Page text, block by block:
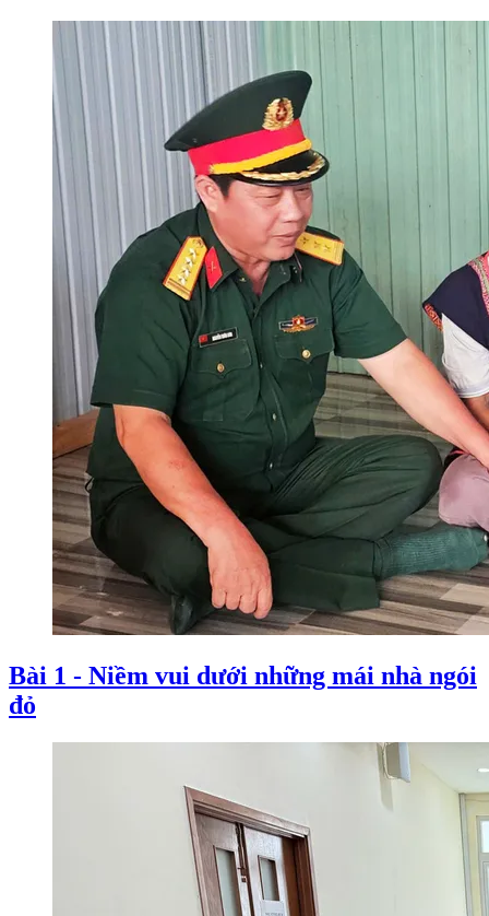
Bài 1 - Niềm vui dưới những mái nhà ngói
đỏ